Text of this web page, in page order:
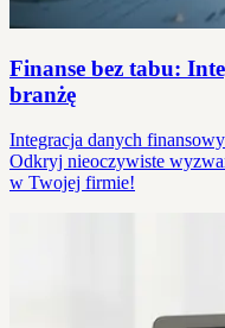
Finanse bez tabu:
branżę
Integracja danych
Odkryj nieoczywiste
w Twojej firmie!